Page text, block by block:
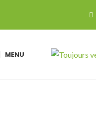
MENU